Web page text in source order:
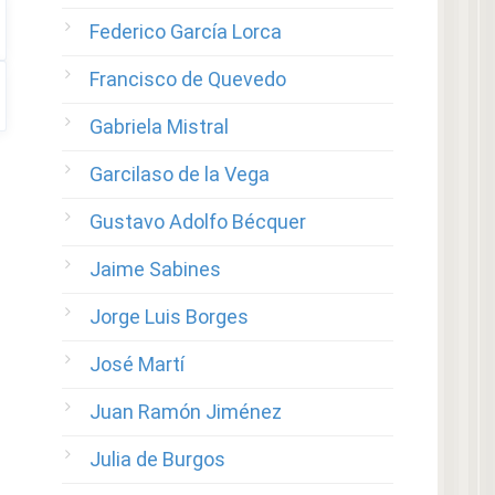
Federico García Lorca
Francisco de Quevedo
Gabriela Mistral
Garcilaso de la Vega
Gustavo Adolfo Bécquer
Jaime Sabines
Jorge Luis Borges
José Martí
Juan Ramón Jiménez
Julia de Burgos